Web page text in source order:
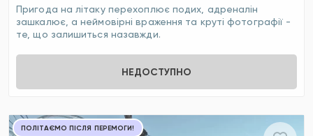
Пригода на літаку перехоплює подих, адреналін
зашкалює, а неймовірні враження та круті фотографії -
те, що залишиться назавжди.
НЕДОСТУПНО
ПОЛІТАЄМО ПІСЛЯ ПЕРЕМОГИ!